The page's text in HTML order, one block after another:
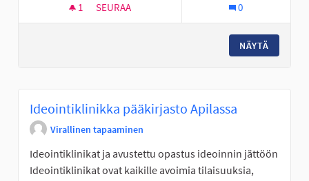
1 1 SEURAAJA
SEURAA 0
NÄYTÄ
Ideointiklinikka pääkirjasto Apilassa
Virallinen tapaaminen
Ideointiklinikat ja avustettu opastus ideoinnin jättöön
Ideointiklinikat ovat kaikille avoimia tilaisuuksia,